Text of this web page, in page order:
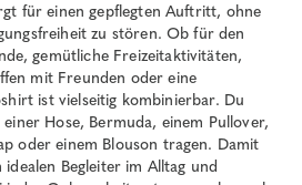
für einen gepflegten Auftritt, ohne
zu stören. Ob für den
gemütliche Freizeitaktivitäten,
mit Freunden oder eine
ist vielseitig kombinierbar. Du
Hose, Bermuda, einem Pullover,
oder einem Blouson tragen. Damit
Begleiter im Alltag und